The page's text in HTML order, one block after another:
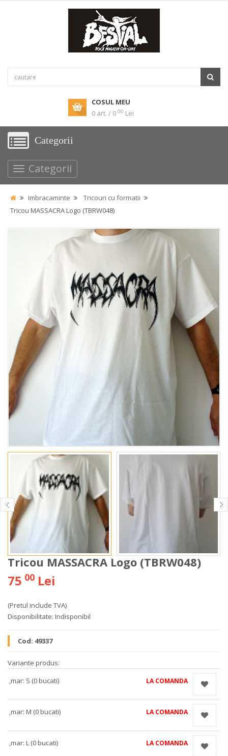
COSUL MEU
0 art. / 0 00 Lei
Categorii
Categorii
Imbracaminte
Tricouri cu formatii
Tricou MASSACRA Logo (TBRW048)
Tricou MASSACRA Logo (TBRW048)
75 00 Lei
(Pretul include TVA)
Disponibilitate: Indisponibil
Cod: 49337
Variante produs:
,mar: S (0 bucati)
LA COMANDA
,mar: M (0 bucati) LA COMANDA
,mar: L (0 bucati) LA COMANDA